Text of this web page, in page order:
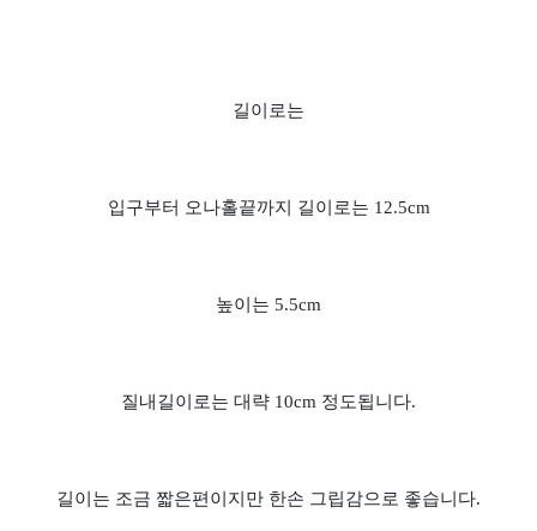
길이로는
입구부터 오나홀끝까지 길이로는 12.5cm
높이는 5.5cm
질내길이로는 대략 10cm 정도됩니다.
길이는 조금 짧은편이지만 한손 그립감으로 좋습니다.